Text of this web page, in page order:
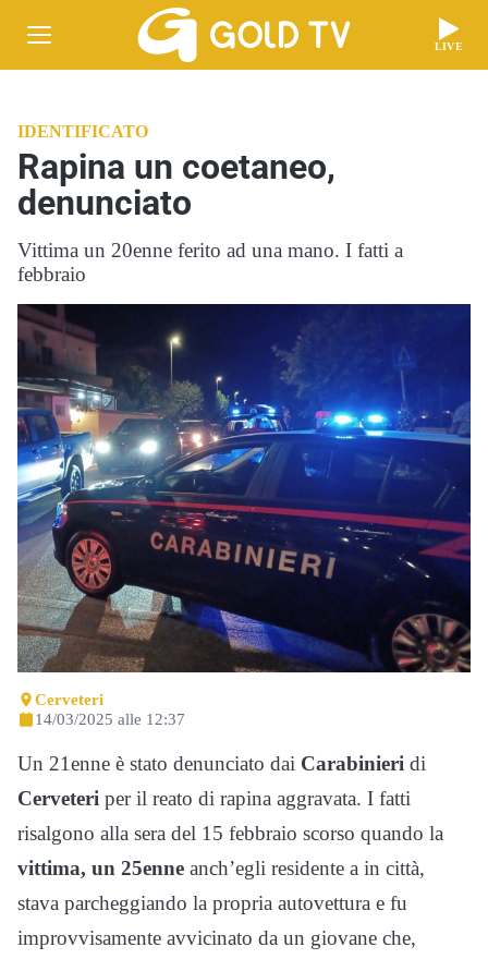
LIVE
IDENTIFICATO
Rapina un coetaneo,
denunciato
Vittima un 20enne ferito ad una mano. I fatti a
febbraio
Cerveteri
14/03/2025 alle 12:37
Un 21enne è stato denunciato dai Carabinieri di
Cerveteri per il reato di rapina aggravata. I fatti
risalgono alla sera del 15 febbraio scorso quando la
vittima, un 25enne anch’egli residente a in città,
stava parcheggiando la propria autovettura e fu
improvvisamente avvicinato da un giovane che,